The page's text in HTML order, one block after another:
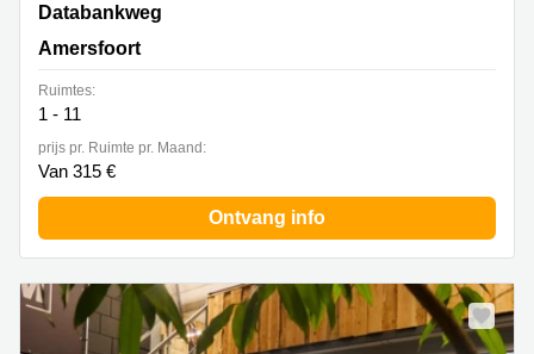
Databankweg 26, Amersfoort
Databankweg
Amersfoort
Ruimtes:
1 - 11
prijs pr. Ruimte pr. Maand:
Van 315 €
Ontvang info